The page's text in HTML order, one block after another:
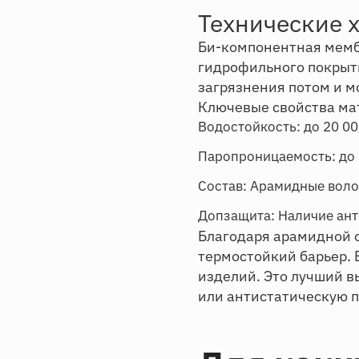
Технические
Би-компонентная
гидрофильного
загрязнения потом и
Ключевые свойства
Водостойкость: до 20
Паропроницаемость: до
Состав: Арамидные
Допзащита: Наличие
Благодаря арамидной
термостойкий барьер.
изделий. Это лучший
или антистатическую